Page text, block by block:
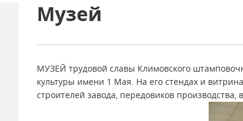
Музей
МУЗЕЙ трудовой славы Климовского
культуры имени 1 Мая. На его стендах и
строителей завода, передовиков